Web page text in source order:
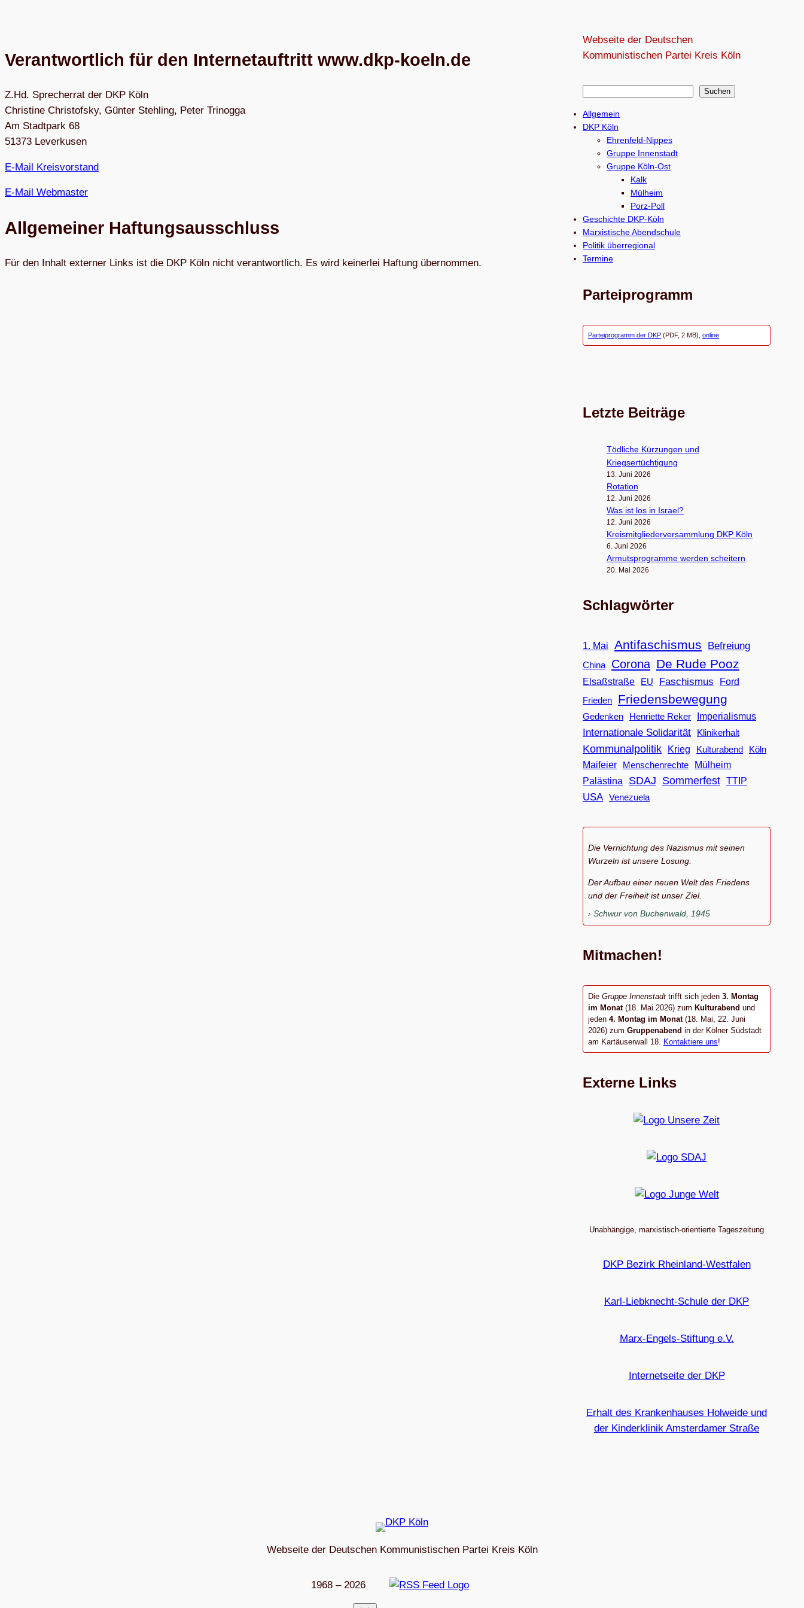
Ver­ant­wort­lich für den Inter­net­auf­tritt www.dkp-koeln.de
Z.Hd. Spre­cher­rat der DKP Köln
Chris­tine Chris­tof­sky, Gün­ter Steh­ling, Peter Tri­no­gga
Am Stadt­park 68
51373 Lever­ku­sen
E‑Mail Kreis­vor­stand
E‑Mail Web­mas­ter
All­ge­mei­ner Haftungsausschluss
Für den Inhalt exter­ner Links ist die DKP Köln nicht ver­ant­wort­lich. Es wird kei­ner­lei Haf­tung übernommen.
Webseite der Deutschen
Kommunistischen Partei Kreis Köln
c
Suchen
Allgemein
DKP Köln
Ehrenfeld-Nippes
Gruppe Innenstadt
Gruppe Köln-Ost
Kalk
Mülheim
Porz-Poll
Geschichte DKP-Köln
Marxistische Abendschule
Politik überregional
Termine
Parteiprogramm
Parteiprogramm der DKP (PDF, 2 MB), online
Letzte Beiträge
Töd­li­che Kür­zun­gen und
Kriegsertüchtigung
13. Juni 2026
Rota­tion
12. Juni 2026
Was ist los in Israel?
12. Juni 2026
Kreis­mit­glie­der­ver­samm­lung DKP Köln
6. Juni 2026
Armuts­pro­gramme wer­den scheitern
20. Mai 2026
Schlagwörter
1. Mai Antifaschismus Befreiung
China Corona De Rude Pooz
Elsaßstraße EU Faschismus
Ford
Frieden
Friedensbewegung
Gedenken Henriette Reker Imperialismus
Internationale Solidarität Klinikerhalt
Kommunalpolitik Krieg Kulturabend
Köln
Maifeier
Menschenrechte
Mülheim
Palästina
SDAJ Sommerfest TTIP
USA Venezuela
Die Vernichtung des Nazismus mit seinen
Wurzeln ist unsere Losung.
Der Aufbau einer neuen Welt des Friedens
und der Freiheit ist unser Ziel.
Schwur von Buchenwald, 1945
Mitmachen!
Die Gruppe Innenstadt trifft sich jeden 3. Montag
im Monat (18. Mai 2026) zum Kulturabend und
jeden 4. Montag im Monat(18. Mai, 22. Juni
2026) zum Gruppenabend in der Kölner Südstadt
am Kartäuserwall 18. Kontaktiere uns!
Externe Links
Unabhängige, marxistisch-orientierte Tageszeitung
DKP Bezirk Rheinland-Westfalen
Karl-Liebknecht-Schule der DKP
Marx-Engels-Stiftung e.V.
Internetseite der DKP
Erhalt des Krankenhauses Holweide und
der Kinderklinik Amsterdamer Straße
Webseite der Deutschen Kommunistischen Partei Kreis Köln
1968 – 2026